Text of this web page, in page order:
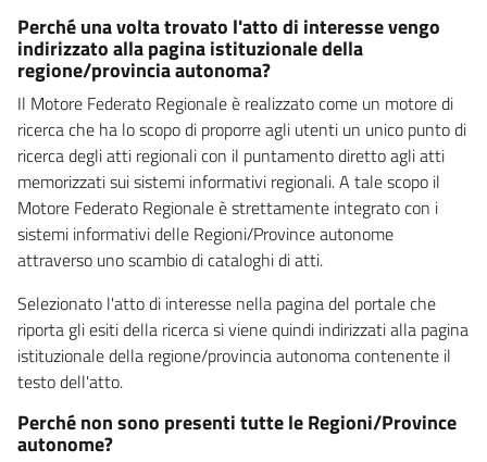
Perché una volta trovato l'atto di interesse vengo
indirizzato alla pagina istituzionale della
regione/provincia autonoma?
Il Motore Federato Regionale è realizzato come un motore di
ricerca che ha lo scopo di proporre agli utenti un unico punto di
ricerca degli atti regionali con il puntamento diretto agli atti
memorizzati sui sistemi informativi regionali. A tale scopo il
Motore Federato Regionale è strettamente integrato con i
sistemi informativi delle Regioni/Province autonome
attraverso uno scambio di cataloghi di atti.
Selezionato l'atto di interesse nella pagina del portale che
riporta gli esiti della ricerca si viene quindi indirizzati alla pagina
istituzionale della regione/provincia autonoma contenente il
testo dell'atto.
Perché non sono presenti tutte le Regioni/Province
autonome?